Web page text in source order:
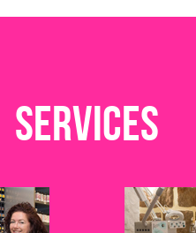
Services